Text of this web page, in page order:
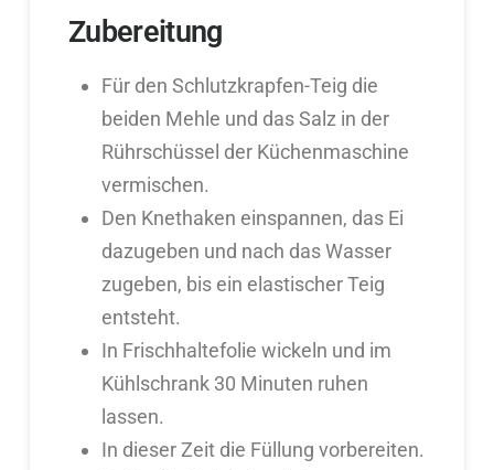
Zubereitung
Für den Schlutzkrapfen-Teig die
beiden Mehle und das Salz in der
Rührschüssel der Küchenmaschine
vermischen.
Den Knethaken einspannen, das Ei
dazugeben und nach das Wasser
zugeben, bis ein elastischer Teig
entsteht.
In Frischhaltefolie wickeln und im
Kühlschrank 30 Minuten ruhen
lassen.
In dieser Zeit die Füllung vorbereiten.